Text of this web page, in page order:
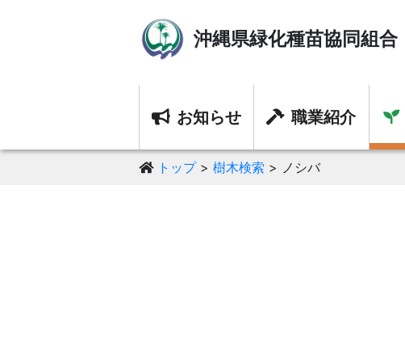
沖縄県緑化種苗協同組合
お知らせ 職業紹介
トップ 樹木検索 ノシバ